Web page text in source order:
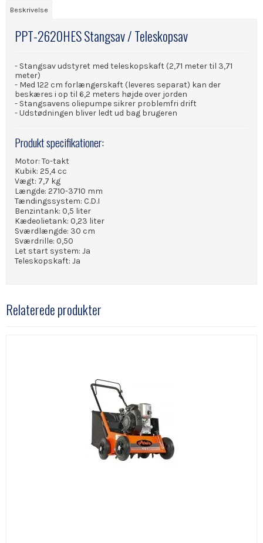
Beskrivelse
PPT-2620HES Stangsav / Teleskopsav
- Stangsav udstyret med teleskopskaft (2,71 meter til 3,71
meter)
- Med 122 cm forlængerskaft (leveres separat) kan der
beskæres i op til 6,2 meters højde over jorden
- Stangsavens oliepumpe sikrer problemfri drift
- Udstødningen bliver ledt ud bag brugeren
Produkt specifikationer:
Motor: To-takt
Kubik: 25,4 cc
Vægt: 7,7 kg
Længde: 2710-3710 mm
Tændingssystem: C.D.I
Benzintank: 0,5 liter
Kædeolietank: 0,23 liter
Sværdlængde: 30 cm
Sværdrille: 0,50
Let start system: Ja
Teleskopskaft: Ja
Relaterede produkter